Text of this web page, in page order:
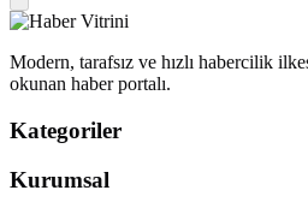
Modern, tarafsız ve hızlı habercilik
okunan haber portalı.
Kategoriler
Kurumsal